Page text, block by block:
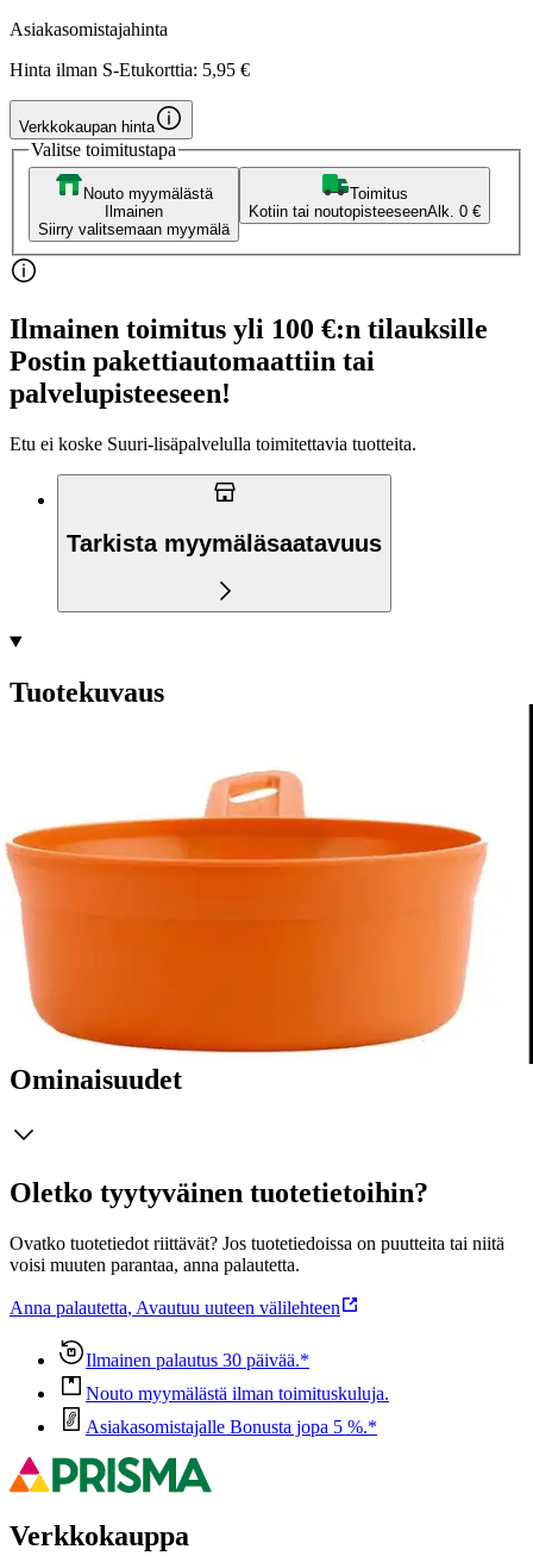
Asiakasomistajahinta
Hinta ilman S-Etukorttia: 5,95 €
Verkkokaupan hinta
Valitse toimitustapa
Nouto myymälästä
Ilmainen
Siirry valitsemaan myymälä
Toimitus
Kotiin tai noutopisteeseenAlk. 0 €
Ilmainen toimitus yli 100 €:n tilauksille
Postin pakettiautomaattiin tai
palvelupisteeseen!
Etu ei koske Suuri‑lisäpalvelulla toimitettavia tuotteita.
Tarkista myymäläsaatavuus
Tuotekuvaus
Ruotsalaiset Wildo-retkiastiat tunnetaan laadustaan ja
toimivuudestaan sekä tarkoin valikoiduista, kestävistä
materiaaleistaan. Reilun kokoinen Wildo Kåsa XL -retkiastia on
pinoutuva ja erittäin kevyt, joten se kulkee kätevästi mukana.
Astiasta on helppo syödä ja juoda, ja tilavaa kuppia voi käyttää
myös kauhana. Astian sisäpinnalla on mitta-asteikko 800 ml:aan asti
ja kahvassa ripustusreikä. Vetoisuus 900 ml. Halkaisija ilman kahvaa
15,5 cm, korkeus 6 cm ja paino vain 80 g. Wildo Kåsa XL -
retkiastia on BPA-vapaata, helposti puhdistettavaa
polypropeenimuovia.
Ominaisuudet
Oletko tyytyväinen tuotetietoihin?
Ovatko tuotetiedot riittävät? Jos tuotetiedoissa on puutteita tai niitä
voisi muuten parantaa, anna palautetta.
Anna palautetta, Avautuu uuteen välilehteen
Ilmainen palautus 30 päivää.*
Nouto myymälästä ilman toimituskuluja.
Asiakasomistajalle Bonusta jopa 5 %.*
Verkkokauppa